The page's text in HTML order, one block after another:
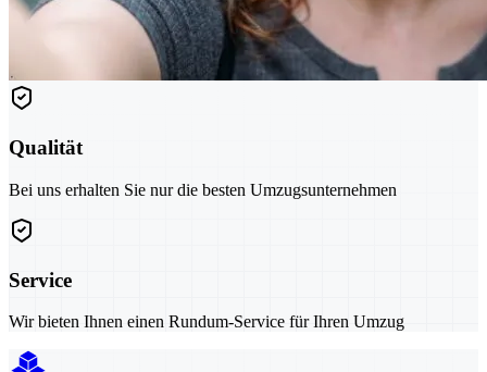
Qualität
Bei uns erhalten Sie nur die besten Umzugsunternehmen
Service
Wir bieten Ihnen einen Rundum-Service für Ihren Umzug